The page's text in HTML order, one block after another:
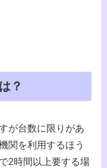
？
が台数に限りがあ
関を利用するほう
2時間以上要する場